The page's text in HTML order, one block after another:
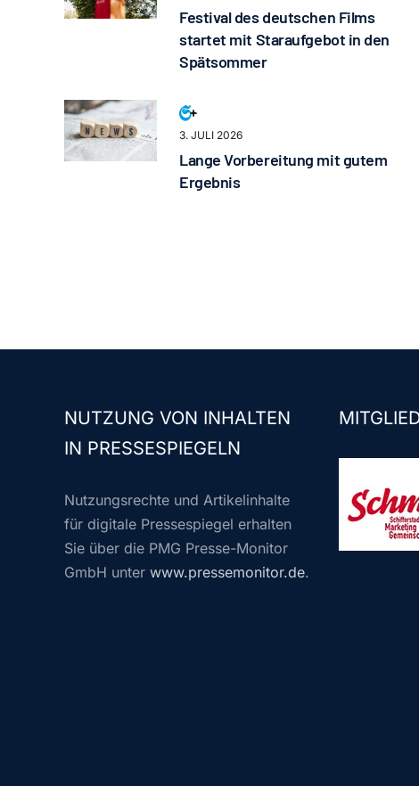
Festival des deutschen Films
startet mit Staraufgebot in den
Spätsommer
3. JULI 2026
Lange Vorbereitung mit gutem
Ergebnis
NUTZUNG VON INHALTEN
IN PRESSESPIEGELN
Nutzungsrechte und Artikelinhalte
für digitale Pressespiegel erhalten
Sie über die PMG Presse-Monitor
GmbH unter www.pressemonitor.de.